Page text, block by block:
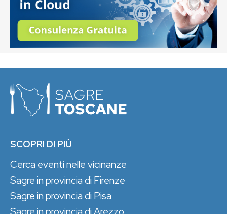
SCOPRI DI PIÙ
Cerca eventi nelle vicinanze
Sagre in provincia di Firenze
Sagre in provincia di Pisa
Sagre in provincia di Arezzo